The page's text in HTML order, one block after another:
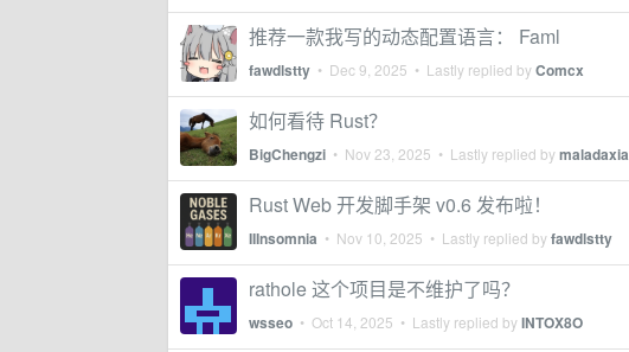
推荐一款我写的动态配置语言： Faml
fawdlstty • Dec 9, 2025 • Lastly replied byComcx
如何看待 Rust？
BigChengzi • Nov 23, 2025 • Lastly replied bymaladaxia
Rust Web 开发脚手架 v0.6 发布啦！
IIInsomnia • Nov 10, 2025 • Lastly replied byfawdlstty
rathole 这个项目是不维护了吗？
wsseo • Oct 14, 2025 • Lastly replied byINTOX8O